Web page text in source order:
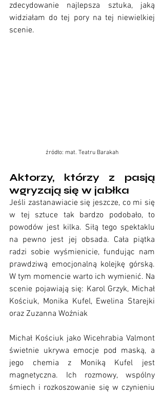
zdecydowanie najlepsza sztuka, jaką
widziałam do tej pory na tej niewielkiej
scenie.
źródło: mat. Teatru Barakah
Aktorzy, którzy z pasją
wgryzają się w jabłka
Jeśli zastanawiacie się jeszcze, co mi się
w tej sztuce tak bardzo podobało, to
powodów jest kilka. Siłą tego spektaklu
na pewno jest jej obsada. Cała piątka
radzi sobie wyśmienicie, fundując nam
prawdziwą emocjonalną kolejkę górską.
W tym momencie warto ich wymienić. Na
scenie pojawiają się: Karol Grzyk, Michał
Kościuk, Monika Kufel, Ewelina Starejki
oraz Zuzanna Woźniak
Michał Kościuk jako Wicehrabia Valmont
świetnie ukrywa emocje pod maską, a
jego chemia z Moniką Kufel jest
magnetyczna. Ich rozmowy, wspólny
śmiech i rozkoszowanie się w czynieniu